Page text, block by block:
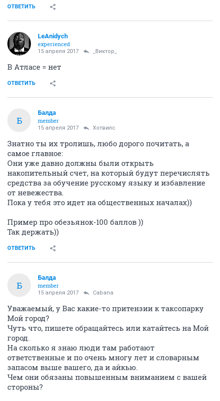
ОТВЕТИТЬ
LeAnidych
experienced
15 апреля 2017 _Виктор_
В Атласе = нет
ОТВЕТИТЬ
Б
Балда
member
15 апреля 2017 Хотвилс
Знатно ты их тролишь, любо дорого почитать, а
самое главное:
Они уже давно должны были открыть
накопительный счет, на который будут перечислять
средства за обучение русскому языку и избавление
от невежества.
Пока у тебя это идет на общественных началах))
Пример про обезьянок-100 баллов ))
Так держать))
ОТВЕТИТЬ
Б
Балда
member
15 апреля 2017 Cabana
Уважаемый, у Вас какие-то притензии к таксопарку
Мой город?
Чуть что, пишете обращайтесь или катайтесь на Мой
город.
На сколько я знаю люди там работают
ответственные и по очень многу лет и словарным
запасом выше вашего, да и айкью.
Чем они обязаны повышенным вниманием с вашей
стороны?